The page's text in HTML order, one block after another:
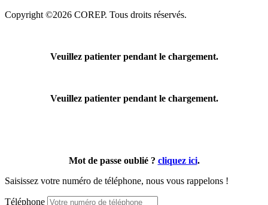
Copyright ©2026 COREP. Tous droits réservés.
Veuillez patienter pendant le chargement.
Veuillez patienter pendant le chargement.
Mot de passe oublié ? cliquez ici.
Saisissez votre numéro de téléphone, nous vous rappelons !
Téléphone